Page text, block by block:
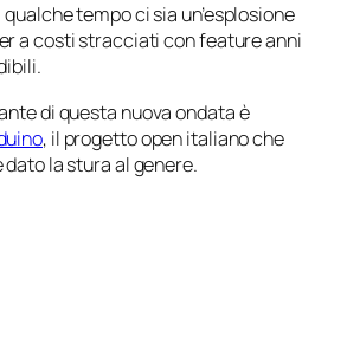
tempo ci sia un’esplosione
a costi stracciati confeatureanni
di questa nuova ondata è
, il progetto open italiano che
la stura al genere.